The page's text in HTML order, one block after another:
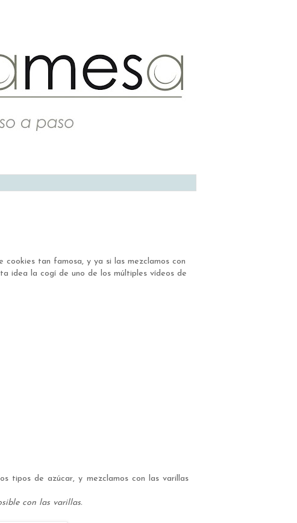
cookies tan famosa, y ya si las mezclamos con
idea la cogí de uno de los múltiples vídeos de
tipos de azúcar, y mezclamos con las varillas
con las varillas.